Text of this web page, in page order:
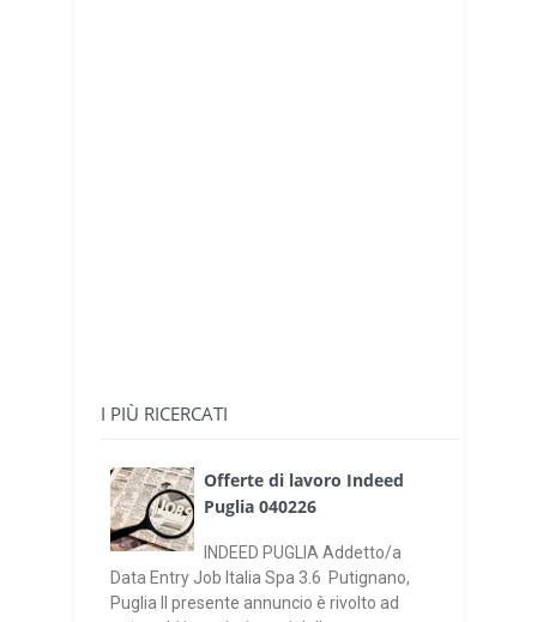
I PIÙ RICERCATI
Offerte di lavoro Indeed
Puglia 040226
INDEED PUGLIA Addetto/a
Data Entry Job Italia Spa 3.6 Putignano,
Puglia Il presente annuncio è rivolto ad